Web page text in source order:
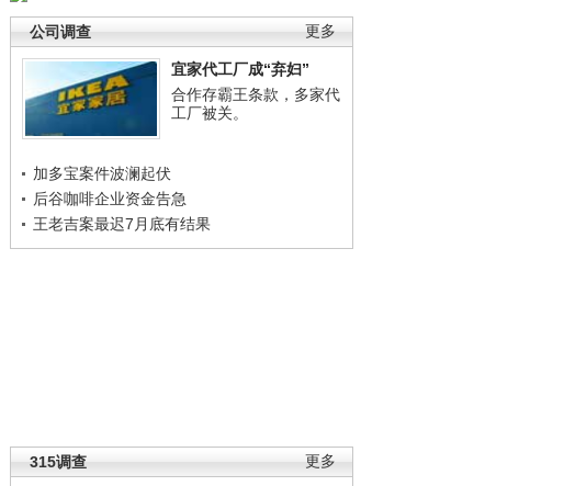
更多
公司调查
宜家代工厂成“弃妇”
合作存霸王条款，多家代
工厂被关。
加多宝案件波澜起伏
后谷咖啡企业资金告急
王老吉案最迟7月底有结果
更多
315调查